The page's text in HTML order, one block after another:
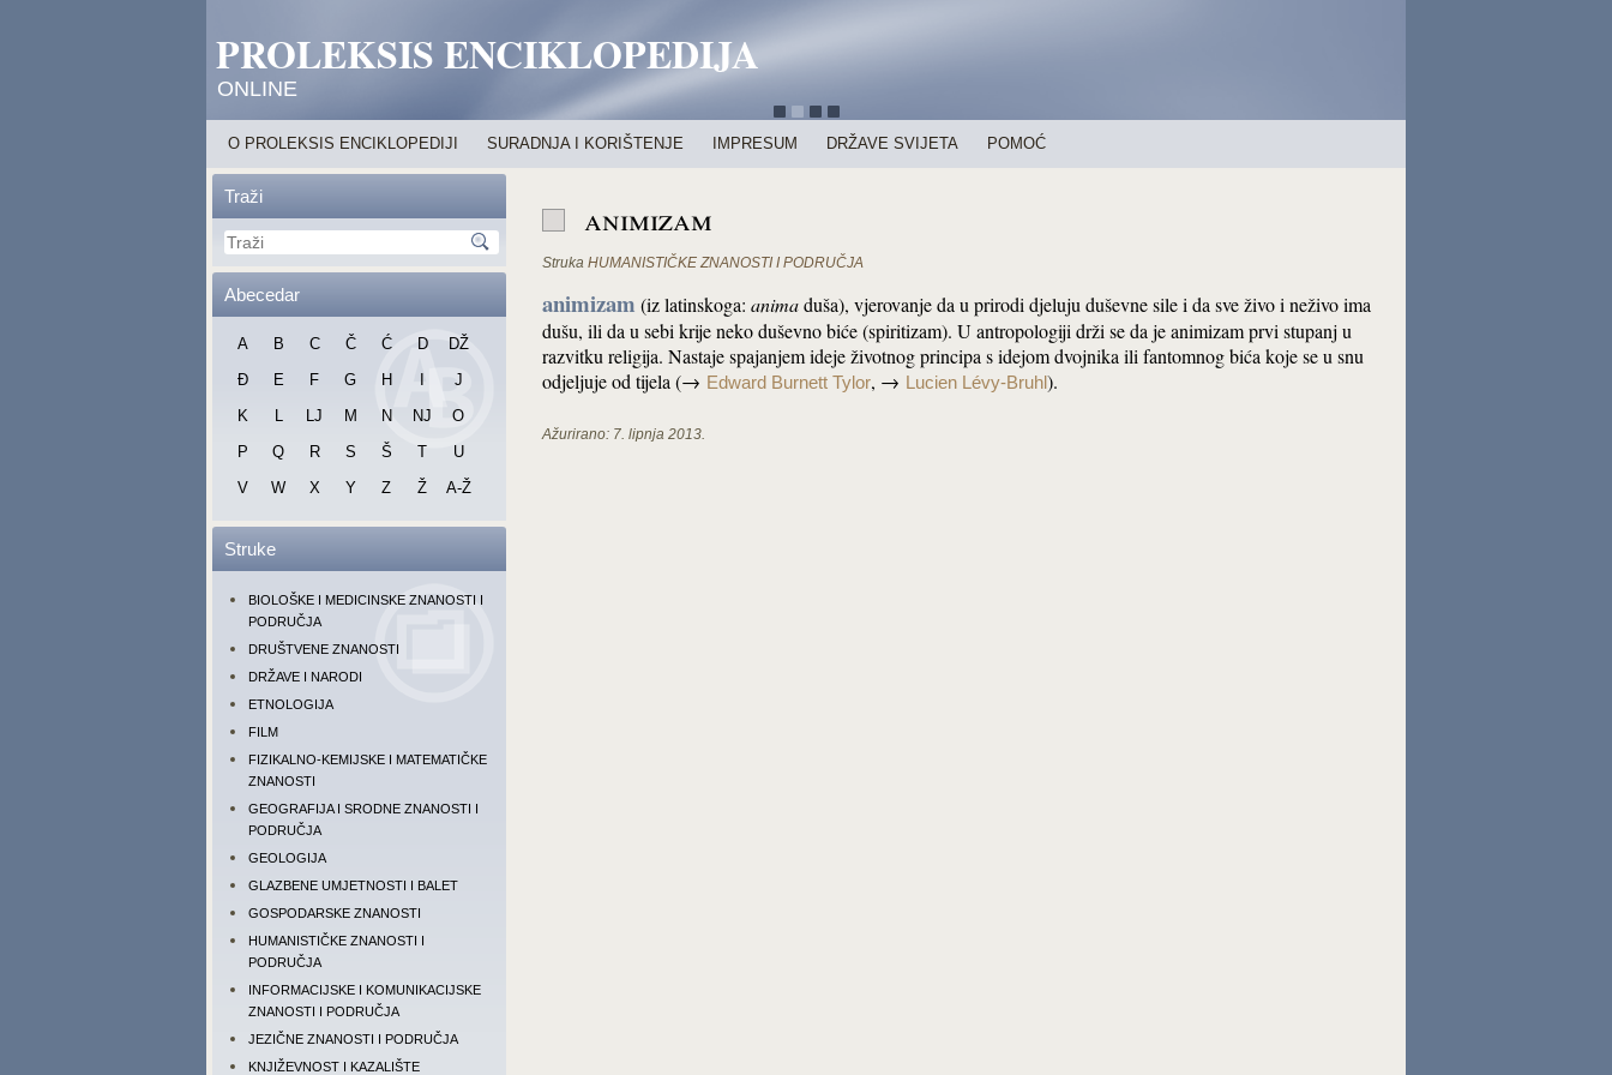
PROLEKSIS ENCIKLOPEDIJA
ONLINE
O PROLEKSIS ENCIKLOPEDIJI SURADNJA I KORIŠTENJE IMPRESUM DRŽAVE SVIJETA POMOĆ
Traži
Abecedar
A B C Č Ć D
DŽ
Đ
E F G H
J
K
L LJ M N NJ
O
P
Q R S Š T
U
V
W X Y Z Ž A-Ž
Struke
BIOLOŠKE I MEDICINSKE ZNANOSTI I
PODRUČJA
DRUŠTVENE ZNANOSTI
DRŽAVE I NARODI
ETNOLOGIJA
FILM
FIZIKALNO-KEMIJSKE I MATEMATIČKE
ZNANOSTI
GEOGRAFIJA I SRODNE ZNANOSTI I
PODRUČJA
GEOLOGIJA
GLAZBENE UMJETNOSTI I BALET
GOSPODARSKE ZNANOSTI
HUMANISTIČKE ZNANOSTI I
PODRUČJA
INFORMACIJSKE I KOMUNIKACIJSKE
ZNANOSTI I PODRUČJA
JEZIČNE ZNANOSTI I PODRUČJA
KNJIŽEVNOST I KAZALIŠTE
animizam
Struka HUMANISTIČKE ZNANOSTI I PODRUČJA
animizam (iz latinskoga: animaduša), vjerovanje da u prirodi djeluju duševne sile i da sve živo i neživo ima
dušu, ili da u sebi krije neko duševno biće (spiritizam). U antropologiji drži se da je animizam prvi stupanj u
razvitku religija. Nastaje spajanjem ideje životnog principa s idejom dvojnika ili fantomnog bića koje se u snu
odjeljuje od tijela (→ Edward Burnett Tylor, → Lucien Lévy-Bruhl).
Ažurirano: 7. lipnja 2013.